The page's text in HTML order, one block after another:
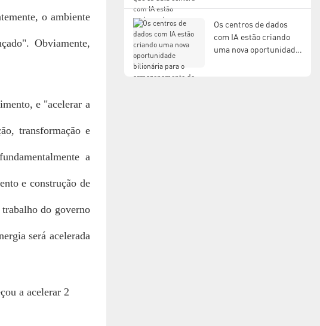
o ambiente
Obviamente,
e "acelerar a
transformação e
a
e construção de
do governo
será acelerada
que os data centers
de armazenamento de
Os centros de dados
com IA estão criando
uma nova oportunidade